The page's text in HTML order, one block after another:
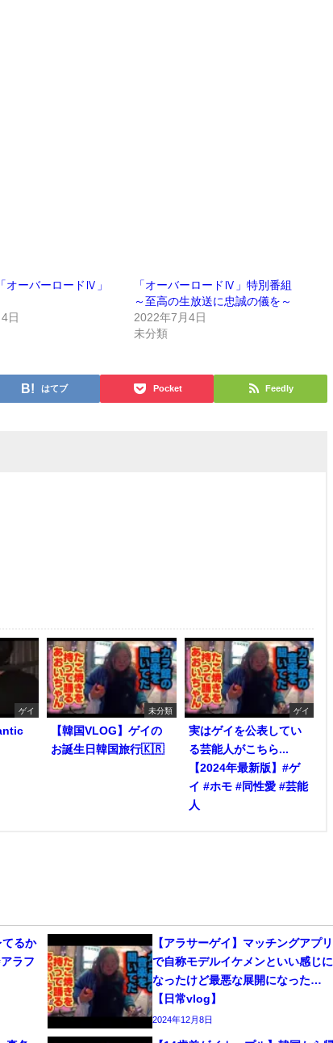
オーバーロードⅣ」
日
「オーバーロードⅣ」特別番組
～至高の生放送に忠誠の儀を～
2022年7月4日
未分類
はてブ Pocket Feedly
ゲイ 未分類
【韓国VLOG】ゲイの
お誕生日韓国旅行🇰🇷
ゲイ
実はゲイを公表してい
る芸能人がこちら...
【2024年最新版】#ゲ
イ #ホモ #同性愛 #芸能
人
てるか
ラフ
【アラサーゲイ】マッチングアプリ
で自称モデルイケメンといい感じに
なったけど最悪な展開になった…
【日常vlog】
2024年12月8日